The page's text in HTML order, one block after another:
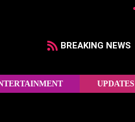
BREAKING NEWS
UPDATES